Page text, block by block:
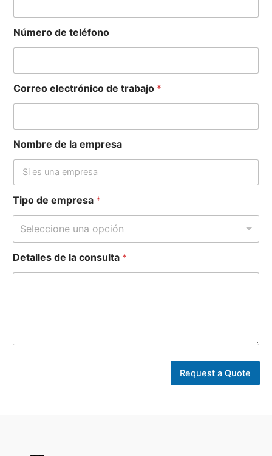
n
s
a
Número de teléfono
Correo electrónico de trabajo *
Nombre de la empresa
Tipo de empresa *
Seleccione una opción
Detalles de la consulta *
Request a Quote